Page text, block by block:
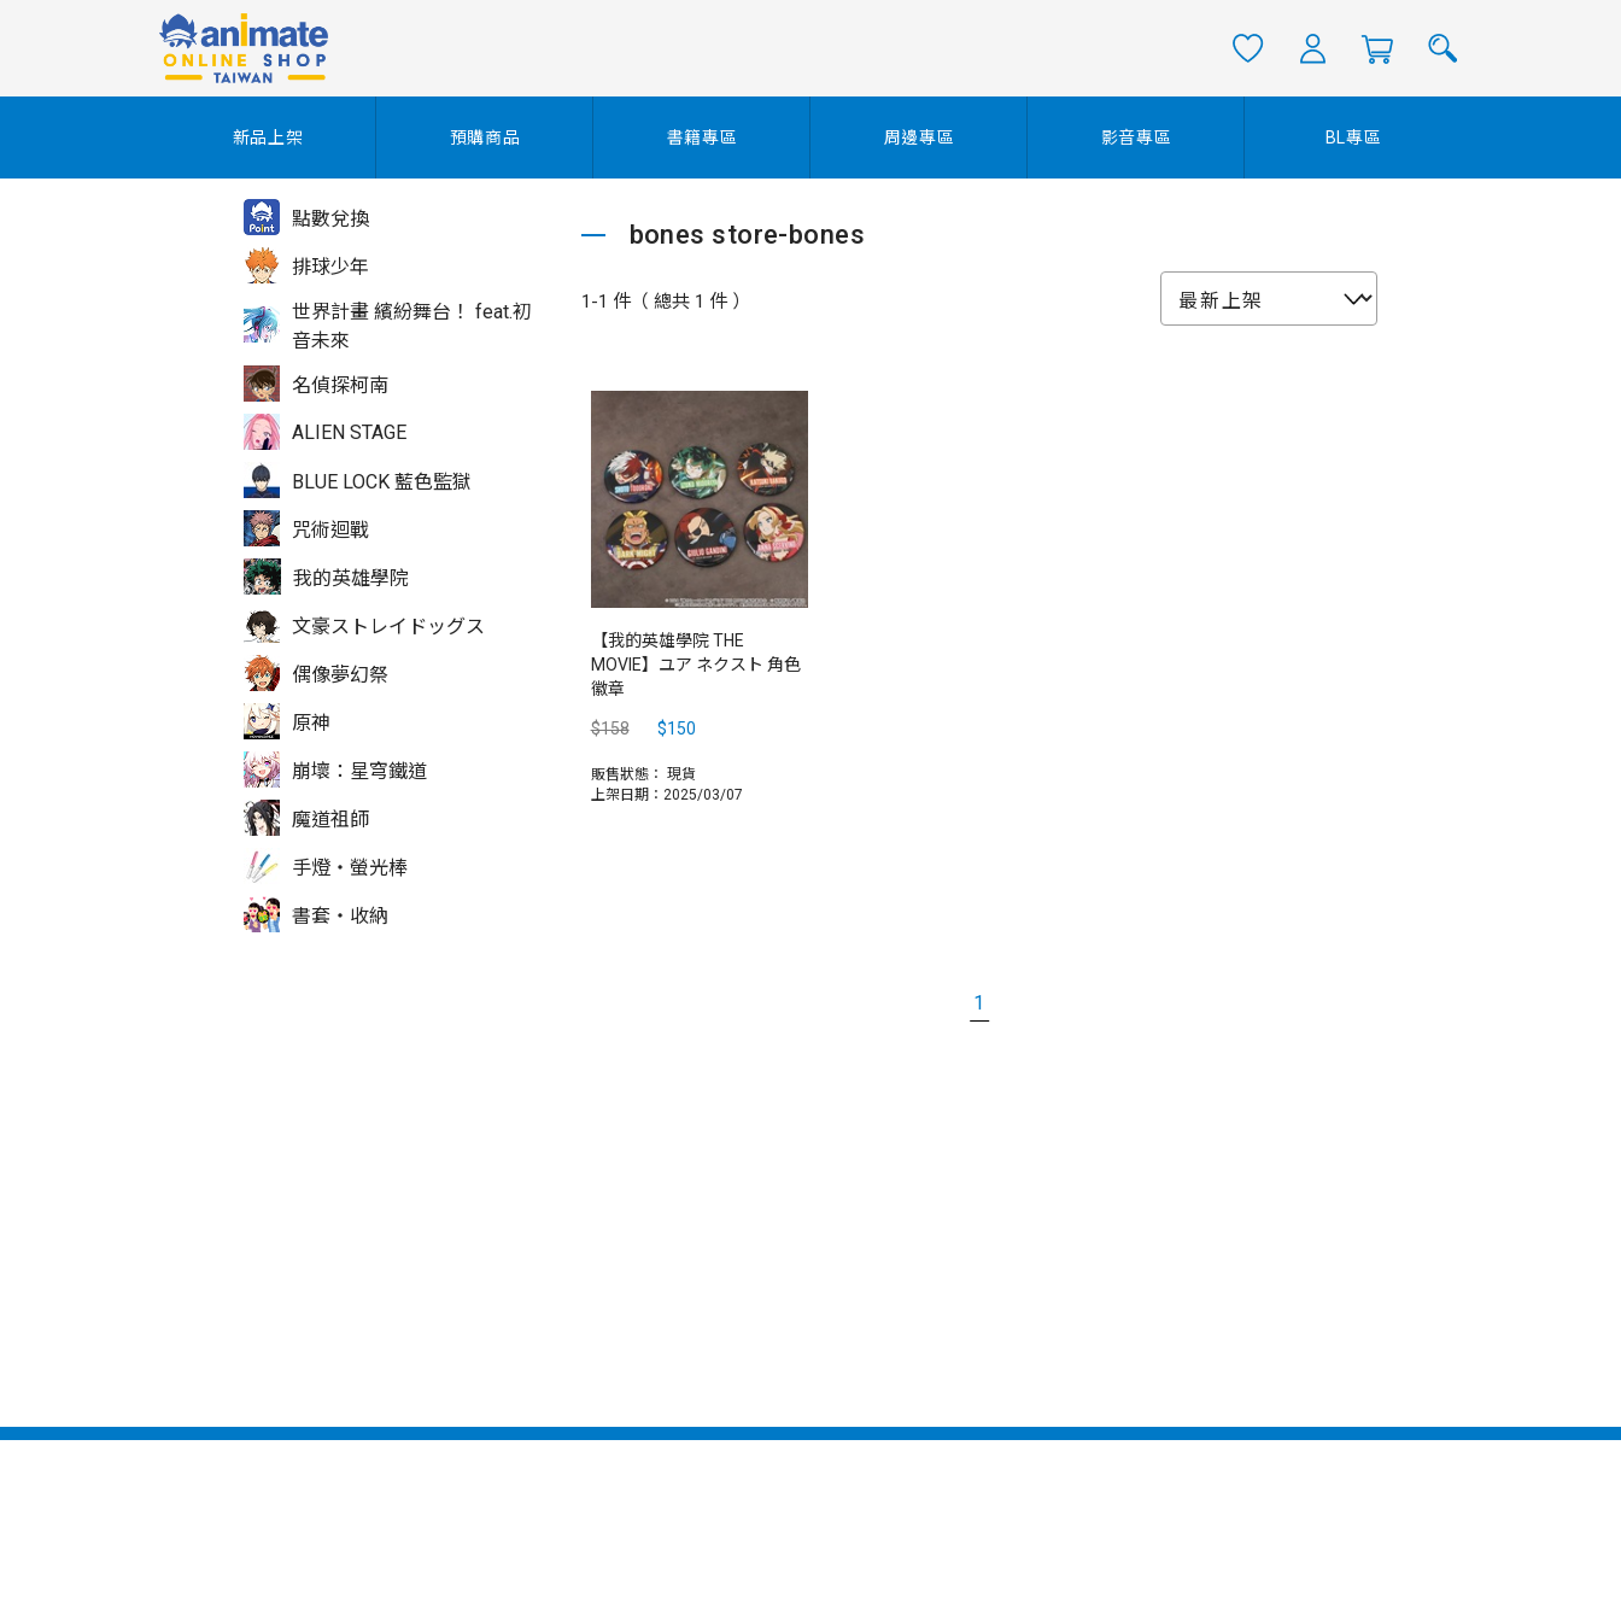
點數兌換
排球少年
世界計畫 繽紛舞台！ feat.初
音未來
名偵探柯南
ALIEN STAGE
BLUE LOCK 藍色監獄
咒術迴戰
我的英雄學院
文豪ストレイドッグス
偶像夢幻祭
原神
崩壞：星穹鐵道
魔道祖師
手燈‧螢光棒
書套‧收納
新品上架 預購商品 書籍專區 周邊專區 影音專區 BL專區
bones store-bones
1-1 件（ 總共 1 件 ）
【我的英雄學院 THE
MOVIE】ユア ネクスト 角色
徽章
$158 $150
販售狀態： 現貨
上架日期：2025/03/07
1